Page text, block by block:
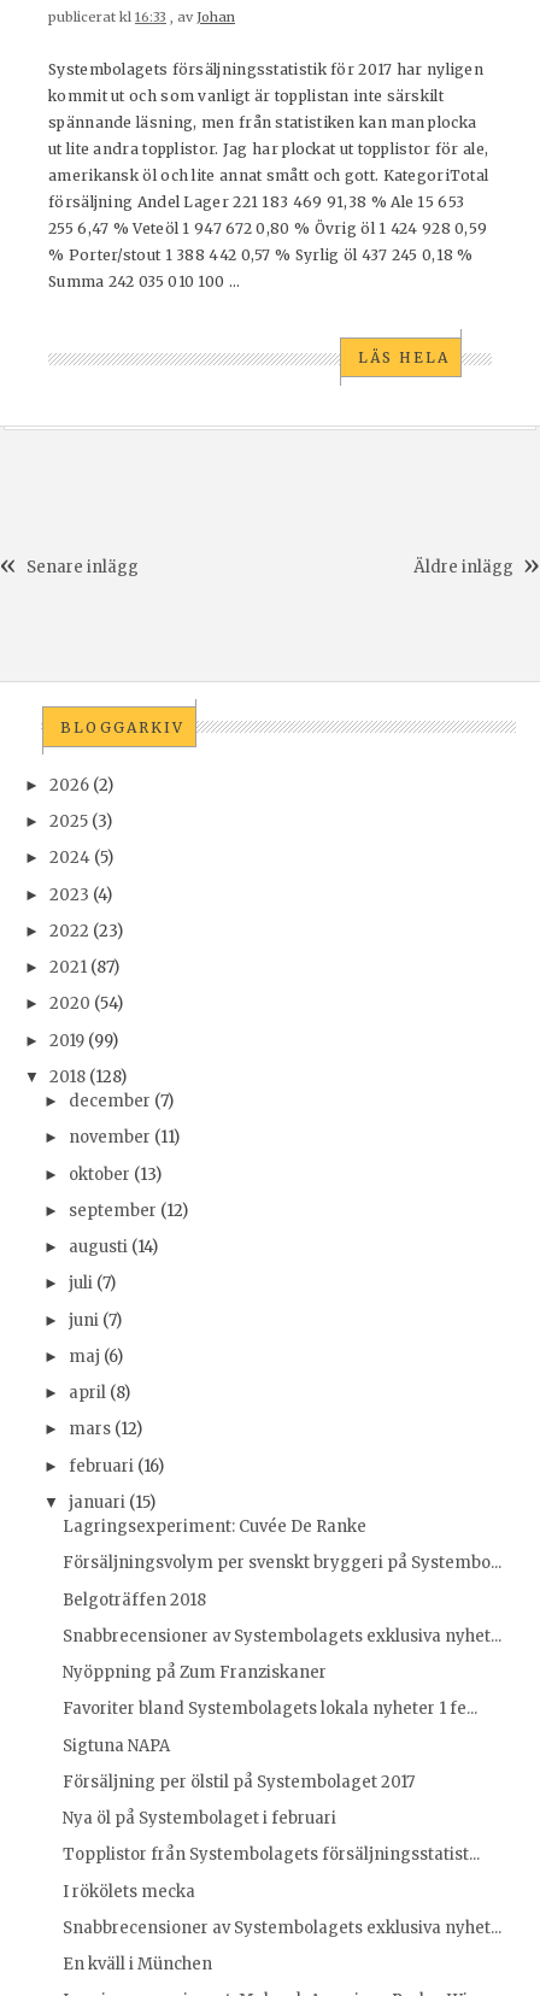
publicerat kl 16:33 , avJohan
Systembolagets försäljningsstatistik för 2017 har nyligen
kommit ut och som vanligt är topplistan inte särskilt
spännande läsning, men från statistiken kan man plocka
ut lite andra topplistor. Jag har plockat ut topplistor för ale,
amerikansk öl och lite annat smått och gott. KategoriTotal
försäljning Andel Lager 221 183 469 91,38 % Ale 15 653
255 6,47 % Veteöl 1 947 672 0,80 % Övrig öl 1 424 928 0,59
% Porter/stout 1 388 442 0,57 % Syrlig öl 437 245 0,18 %
Summa 242 035 010 100 ...
LÄS HELA
Senare inlägg Äldre inlägg
BLOGGARKIV
► 2026 (2)
► 2025 (3)
► 2024 (5)
► 2023 (4)
► 2022 (23)
► 2021 (87)
► 2020 (54)
► 2019 (99)
▼ 2018 (128)
► december (7)
► november (11)
► oktober (13)
► september (12)
► augusti (14)
► juli (7)
► juni (7)
► maj (6)
► april (8)
► mars (12)
► februari (16)
▼ januari (15)
Lagringsexperiment: Cuvée De Ranke
Försäljningsvolym per svenskt bryggeri på Systembo...
Belgoträffen 2018
Snabbrecensioner av Systembolagets exklusiva nyhet...
Nyöppning på Zum Franziskaner
Favoriter bland Systembolagets lokala nyheter 1 fe...
Sigtuna NAPA
Försäljning per ölstil på Systembolaget 2017
Nya öl på Systembolaget i februari
Topplistor från Systembolagets försäljningsstatist...
I rökölets mecka
Snabbrecensioner av Systembolagets exklusiva nyhet...
En kväll i München